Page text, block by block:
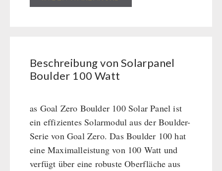
Kurbelgeräte / Radio / Funk
Bücher
kingnature-Vitalstoffe
BEHÖRDEN / GRUPPENVERSORGUNG
Suppen
Hauptmahlzeiten
Ergänzungs-Pakete
Schutzraum-Ausrüstung
Beschreibung von Solarpanel
Boulder 100 Watt
as Goal Zero Boulder 100 Solar Panel ist
ein effizientes Solarmodul aus der Boulder-
Serie von Goal Zero. Das Boulder 100 hat
eine Maximalleistung von 100 Watt und
verfügt über eine robuste Oberfläche aus